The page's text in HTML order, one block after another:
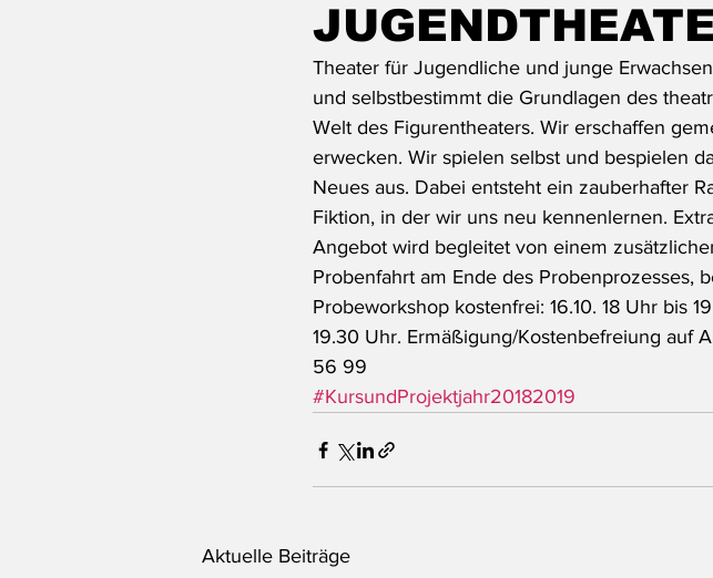
Theater für Jugendliche und junge
und selbstbestimmt die Grundlagen des
Welt des Figurentheaters. Wir erschaffen
erwecken. Wir spielen selbst und bespielen
Neues aus. Dabei entsteht ein zauberhafter
Fiktion, in der wir uns neu kennenlernen.
Angebot wird begleitet von einem
Probenfahrt am Ende des Probenprozesses,
Probeworkshop kostenfrei: 16.10. 18 Uhr bis
19.30 Uhr. Ermäßigung/Kostenbefreiung auf
56 99
#KursundProjektjahr20182019
Aktuelle Beiträge